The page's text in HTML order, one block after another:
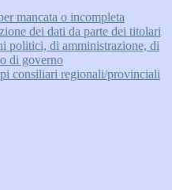
mancata o incompleta
dei dati da parte dei titolari
politici, di amministrazione, di
di governo
consiliari regionali/provinciali